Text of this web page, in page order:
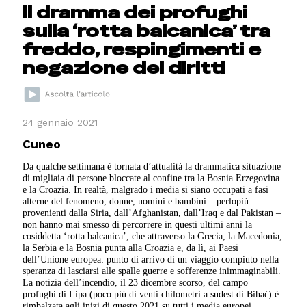
Il dramma dei profughi
sulla ‘rotta balcanica’ tra
freddo, respingimenti e
negazione dei diritti
24 gennaio 2021
Cuneo
Da qualche settimana è tornata d’attualità la drammatica situazione
di migliaia di persone bloccate al confine tra la Bosnia Erzegovina
e la Croazia. In realtà, malgrado i media si siano occupati a fasi
alterne del fenomeno, donne, uomini e bambini – perlopiù
provenienti dalla Siria, dall’Afghanistan, dall’Iraq e dal Pakistan –
non hanno mai smesso di percorrere in questi ultimi anni la
cosiddetta ‘rotta balcanica’, che attraverso la Grecia, la Macedonia,
la Serbia e la Bosnia punta alla Croazia e, da lì, ai Paesi
dell’Unione europea: punto di arrivo di un viaggio compiuto nella
speranza di lasciarsi alle spalle guerre e sofferenze inimmaginabili.
La notizia dell’incendio, il 23 dicembre scorso, del campo
profughi di Lipa (poco più di venti chilometri a sudest di Bihać) è